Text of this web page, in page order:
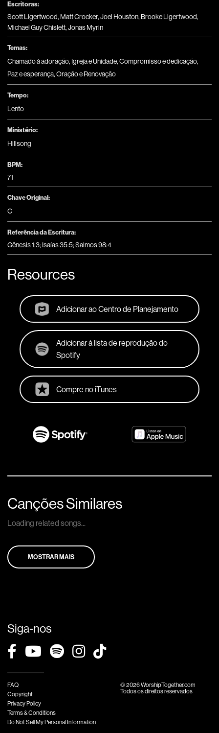
Escritoras:
Scott Ligertwood, Matt Crocker, Joel Houston, Brooke Ligertwood,
Michael Guy Chislett, Jonas Myrin
Temas:
Chamado à adoração, Igreja e Unidade,Compromisso e dedicação,
Paz e esperança,Oração e Renovação
Tempo:
Lento
Ministério:
Hillsong
BPM:
71
Chave Original:
C
Referência da Escritura:
Gênesis 1:3; Isaías 35:5; Salmos 98:4
Resources
Adicionar ao Centro de Planejamento
Adicionar à lista de reprodução do
Spotify
Compre no iTunes
Canções Similares
Loading related songs...
MOSTRAR MAIS
Siga-nos
FAQ
Copyright
Privacy Policy
Terms & Conditions
Do Not Sell My Personal Information
© 2026 WorshipTogether.com
Todos os direitos reservados